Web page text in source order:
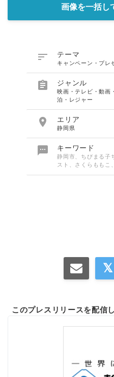
画像を一括し
 テーマ
キャンペーン・プレ
 ジャンル
映画・テレビ・動画
泊・レジャー
 エリア
静岡県
 キーワード
静岡市、ちびまる子
スト、さくらももこ
このプレスリリースを配信